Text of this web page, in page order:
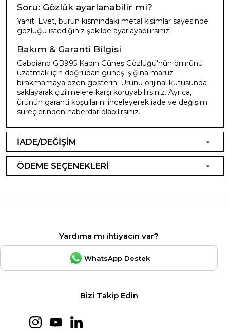
Soru: Gözlük ayarlanabilir mi?
Yanıt: Evet, burun kısmındaki metal kısımlar sayesinde
gözlüğü istediğiniz şekilde ayarlayabilirsiniz.
Bakım & Garanti Bilgisi
Gabbiano GB995 Kadın Güneş Gözlüğü'nün ömrünü
uzatmak için doğrudan güneş ışığına maruz
bırakmamaya özen gösterin. Ürünü orijinal kutusunda
saklayarak çizilmelere karşı koruyabilirsiniz. Ayrıca,
ürünün garanti koşullarını inceleyerek iade ve değişim
süreçlerinden haberdar olabilirsiniz.
İADE/DEĞİŞİM
ÖDEME SEÇENEKLERİ
Yardıma mı ihtiyacın var?
WhatsApp Destek
Bizi Takip Edin